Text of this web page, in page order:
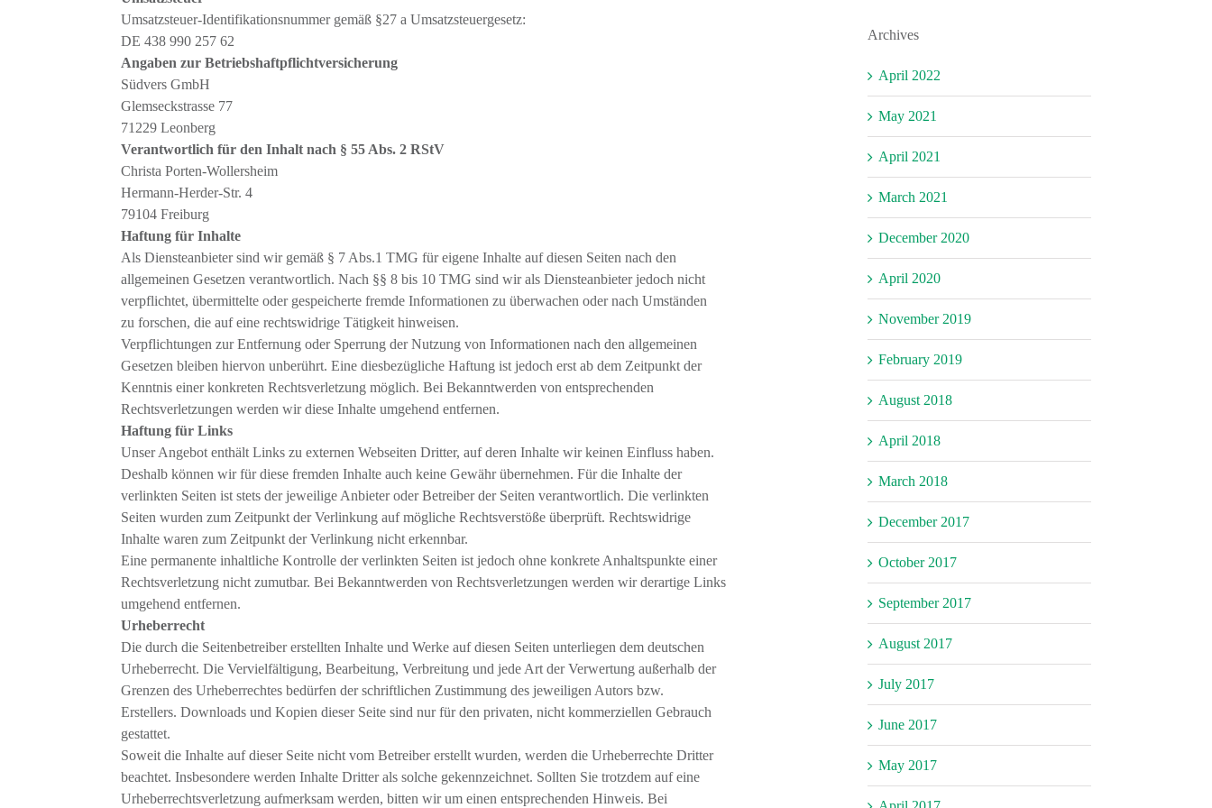
Umsatzsteuer-Identifikationsnummer gemäß §27 a Umsatzsteuergesetz:
DE 438 990 257 62
Angaben zur Betriebshaftpflichtversicherung
Südvers GmbH
Glemseckstrasse 77
71229 Leonberg
Verantwortlich für den Inhalt nach § 55 Abs. 2 RStV
Christa Porten-Wollersheim
Hermann-Herder-Str. 4
79104 Freiburg
Haftung für Inhalte
Als Diensteanbieter sind wir gemäß § 7 Abs.1 TMG für eigene Inhalte auf diesen Seiten nach den
allgemeinen Gesetzen verantwortlich. Nach §§ 8 bis 10 TMG sind wir als Diensteanbieter jedoch nicht
verpflichtet, übermittelte oder gespeicherte fremde Informationen zu überwachen oder nach Umständen
zu forschen, die auf eine rechtswidrige Tätigkeit hinweisen.
Verpflichtungen zur Entfernung oder Sperrung der Nutzung von Informationen nach den allgemeinen
Gesetzen bleiben hiervon unberührt. Eine diesbezügliche Haftung ist jedoch erst ab dem Zeitpunkt der
Kenntnis einer konkreten Rechtsverletzung möglich. Bei Bekanntwerden von entsprechenden
Rechtsverletzungen werden wir diese Inhalte umgehend entfernen.
Haftung für Links
Unser Angebot enthält Links zu externen Webseiten Dritter, auf deren Inhalte wir keinen Einfluss haben.
Deshalb können wir für diese fremden Inhalte auch keine Gewähr übernehmen. Für die Inhalte der
verlinkten Seiten ist stets der jeweilige Anbieter oder Betreiber der Seiten verantwortlich. Die verlinkten
Seiten wurden zum Zeitpunkt der Verlinkung auf mögliche Rechtsverstöße überprüft. Rechtswidrige
Inhalte waren zum Zeitpunkt der Verlinkung nicht erkennbar.
Eine permanente inhaltliche Kontrolle der verlinkten Seiten ist jedoch ohne konkrete Anhaltspunkte einer
Rechtsverletzung nicht zumutbar. Bei Bekanntwerden von Rechtsverletzungen werden wir derartige Links
umgehend entfernen.
Urheberrecht
Die durch die Seitenbetreiber erstellten Inhalte und Werke auf diesen Seiten unterliegen dem deutschen
Urheberrecht. Die Vervielfältigung, Bearbeitung, Verbreitung und jede Art der Verwertung außerhalb der
Grenzen des Urheberrechtes bedürfen der schriftlichen Zustimmung des jeweiligen Autors bzw.
Erstellers. Downloads und Kopien dieser Seite sind nur für den privaten, nicht kommerziellen Gebrauch
gestattet.
Soweit die Inhalte auf dieser Seite nicht vom Betreiber erstellt wurden, werden die Urheberrechte Dritter
beachtet. Insbesondere werden Inhalte Dritter als solche gekennzeichnet. Sollten Sie trotzdem auf eine
Urheberrechtsverletzung aufmerksam werden, bitten wir um einen entsprechenden Hinweis. Bei
Archives
April 2022
May 2021
April 2021
March 2021
December 2020
April 2020
November 2019
February 2019
August 2018
April 2018
March 2018
December 2017
October 2017
September 2017
August 2017
July 2017
June 2017
May 2017